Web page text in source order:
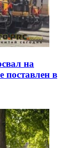
на
поставлен в